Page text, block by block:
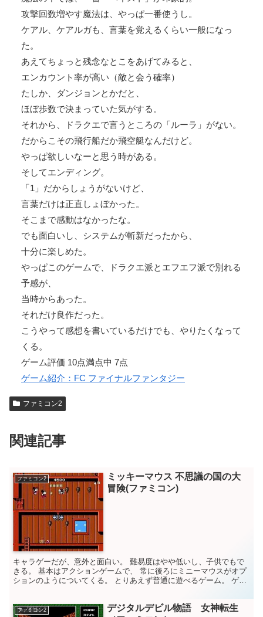
攻撃回数増やす魔法は、やっぱ一番使うし。
ケアル、ケアルガも、言葉を覚えるくらい一般になっ
た。
あえてちょっと残念なとこをあげてみると、
エンカウント率が高い（敵と会う確率）
たしか、ダンジョンとかだと、
ほぼ歩数で決まっていた気がする。
それから、ドラクエで言うところの「ルーラ」がない。
だからこその飛行船だか飛空艇なんだけど。
やっぱ欲しいなーと思う時がある。
そしてエンディング。
「1」だからしょうがないけど、
言葉だけは正直しょぼかった。
そこまで感動はなかったな。
でも面白いし、システムが斬新だったから、
十分に楽しめた。
やっぱこのゲームで、ドラクエ派とエフエフ派で別れる
予感が、
当時からあった。
それだけ良作だった。
こうやって感想を書いているだけでも、やりたくなって
くる。
ゲーム評価 10点満点中 7点
ゲーム紹介：FC ファイナルファンタジー
ファミコン2
関連記事
ファミコン2
ミッキーマウス 不思議の国の大
冒険(ファミコン)
キャラゲーだが、意外と面白い。 難易度はやや低いし、子供でもで
きる。 基本はアクションゲームで、 常に後ろにミニーマウスがオプ
ションのようについてくる。 とりあえず普通に遊べるゲーム。 ゲー
ファミコン2
デジタルデビル物語 女神転生